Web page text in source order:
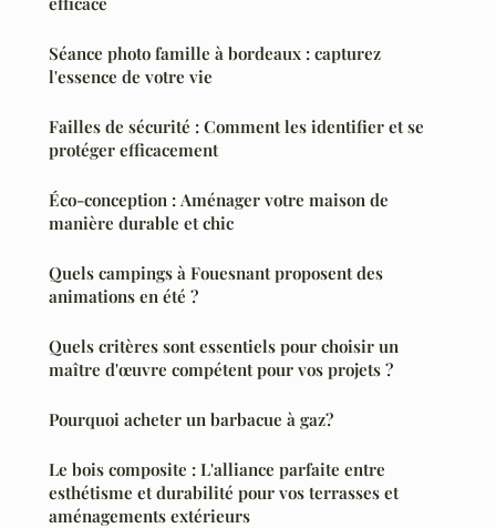
Séance photo famille à bordeaux : capturez
l'essence de votre vie
Failles de sécurité : Comment les identifier et se
protéger efficacement
Éco-conception : Aménager votre maison de
manière durable et chic
Quels campings à Fouesnant proposent des
animations en été ?
Quels critères sont essentiels pour choisir un
maître d'œuvre compétent pour vos projets ?
Pourquoi acheter un barbacue à gaz?
Le bois composite : L'alliance parfaite entre
esthétisme et durabilité pour vos terrasses et
aménagements extérieurs